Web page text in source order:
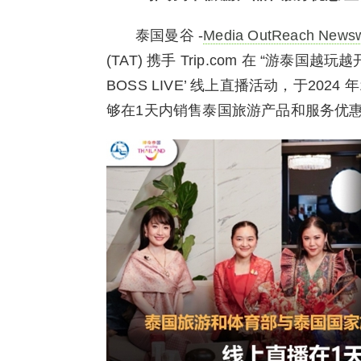
泰国曼谷 -Media OutReach
(TAT) 携手 Trip.com 在 “游泰国越玩越
BOSS LIVE’ 线上直播活动，于2024
够在1天内销售泰国旅游产品和服务优